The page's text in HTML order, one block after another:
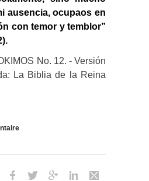
ausencia, ocupaos en
con temor y temblor”
No. 12. - Versión
La Biblia de la Reina